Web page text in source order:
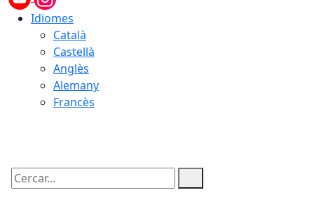
Idiomes
Català
Castellà
Anglès
Alemany
Francès
Cercar: